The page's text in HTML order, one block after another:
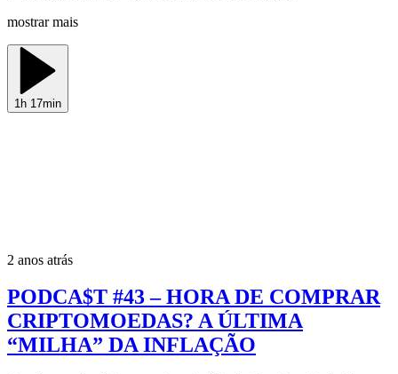
mostrar mais
1h 17min
2 anos atrás
PODCA$T #43 – HORA DE COMPRAR
CRIPTOMOEDAS? A ÚLTIMA
“MILHA” DA INFLAÇÃO